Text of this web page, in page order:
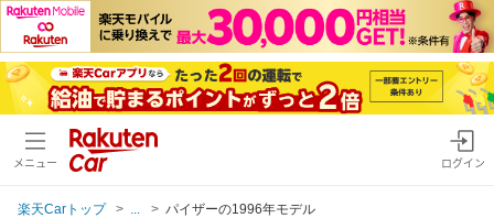
メニュー ログイン
楽天Carトップ パイザーの1996年モデル